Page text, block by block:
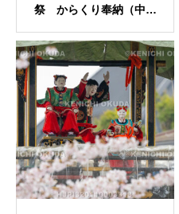
祭 からくり奉納（中本